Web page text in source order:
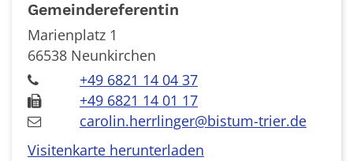
Gemeindereferentin
Marienplatz 1
66538 Neunkirchen
+49 6821 14 04 37
+49 6821 14 01 17
carolin.herrlinger@bistum-trier.de
Visitenkarte herunterladen